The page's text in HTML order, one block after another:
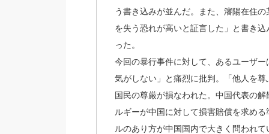
う書き込みが並んだ。また、瀋陽在住
を失う恐れが高いと証言した」と書き
った。
今回の暴行事件に対して、あるユーザ
気がしない」と痛烈に批判。「他人を
国民の尊厳が損なわれた。中国代表の
ルギーが中国に対して損害賠償を求め
ルのあり方が中国国内で大きく問われ